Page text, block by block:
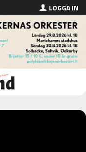
LOGGA IN